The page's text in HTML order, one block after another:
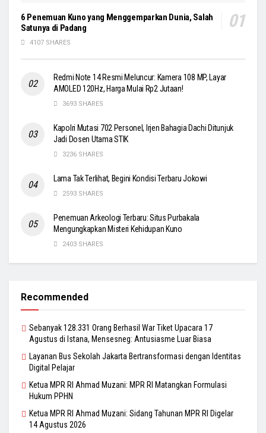
6 Penemuan Kuno yang Menggemparkan Dunia, Salah
Satunya di Padang
4107 SHARES
Redmi Note 14 Resmi Meluncur: Kamera 108 MP, Layar
AMOLED 120Hz, Harga Mulai Rp2 Jutaan!
3693 SHARES
Kapolri Mutasi 702 Personel, Irjen Bahagia Dachi Ditunjuk
Jadi Dosen Utama STIK
3236 SHARES
Lama Tak Terlihat, Begini Kondisi Terbaru Jokowi
2593 SHARES
Penemuan Arkeologi Terbaru: Situs Purbakala
Mengungkapkan Misteri Kehidupan Kuno
2403 SHARES
Recommended
Sebanyak 128.331 Orang Berhasil War Tiket Upacara 17
Agustus di Istana, Mensesneg: Antusiasme Luar Biasa
Layanan Bus Sekolah Jakarta Bertransformasi dengan Identitas
Digital Pelajar
Ketua MPR RI Ahmad Muzani: MPR RI Matangkan Formulasi
Hukum PPHN
Ketua MPR RI Ahmad Muzani: Sidang Tahunan MPR RI Digelar
14 Agustus 2026